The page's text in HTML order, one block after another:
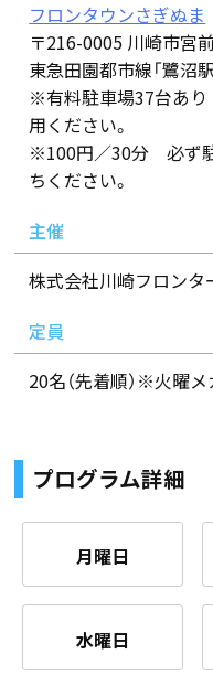
フロンタウンさぎぬま
〒216-0005 川崎市宮
東急田園都市線「鷺沼
※有料駐車場37台あ
用ください。
※100円／30分 必ず
ちください。
主催
株式会社川崎フロン
定員
20名（先着順）※火曜
プログラム詳細
月曜日
水曜日